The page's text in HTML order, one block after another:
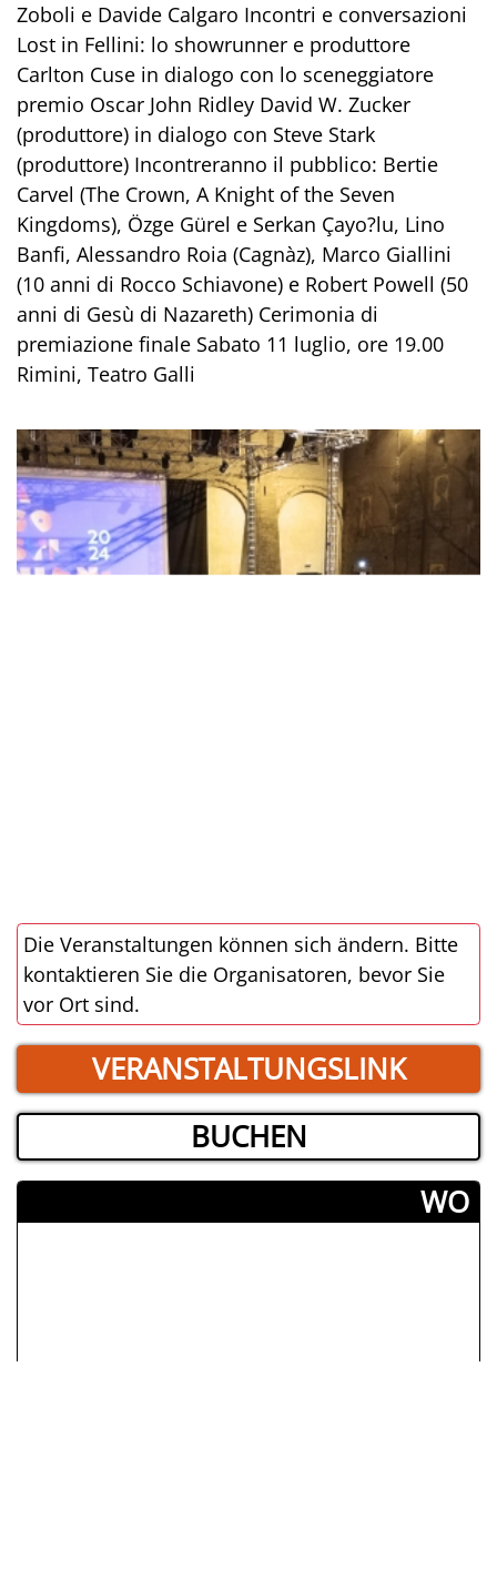
Zoboli e Davide Calgaro Incontri e conversazioni
Lost in Fellini: lo showrunner e produttore
Carlton Cuse in dialogo con lo sceneggiatore
premio Oscar John Ridley David W. Zucker
(produttore) in dialogo con Steve Stark
(produttore) Incontreranno il pubblico: Bertie
Carvel (The Crown, A Knight of the Seven
Kingdoms), Özge Gürel e Serkan Çayo?lu, Lino
Banfi, Alessandro Roia (Cagnàz), Marco Giallini
(10 anni di Rocco Schiavone) e Robert Powell (50
anni di Gesù di Nazareth) Cerimonia di
premiazione finale Sabato 11 luglio, ore 19.00
Rimini, Teatro Galli
Die Veranstaltungen können sich ändern. Bitte
kontaktieren Sie die Organisatoren, bevor Sie
vor Ort sind.
VERANSTALTUNGSLINK
BUCHEN
­WO